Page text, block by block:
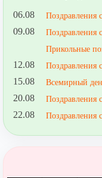
06.08 Поздравления
09.08
Поздравления
Прикольные
12.08
15.08 Всемирный
20.08 Поздравления
22.08 Поздравления